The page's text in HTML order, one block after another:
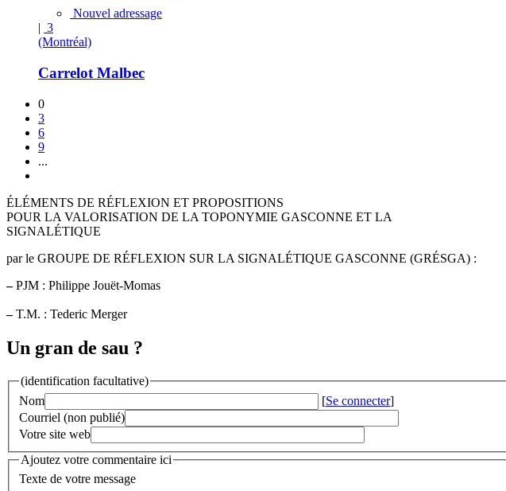
Nouvel adressage
| 3
(Montréal)
Carrelot Malbec
0
3
6
9
...
ÉLÉMENTS DE RÉFLEXION ET PROPOSITIONS
POUR LA VALORISATION DE LA TOPONYMIE GASCONNE ET LA
SIGNALÉTIQUE
par le GROUPE DE RÉFLEXION SUR LA SIGNALÉTIQUE GASCONNE (GRÉSGA) :
–PJM : Philippe Jouët-Momas
–T.M. : Tederic Merger
Un gran de sau ?
(identification facultative)
Nom
[Se connecter]
Courriel (non publié)
Votre site web
Ajoutez votre commentaire ici
Texte de votre message